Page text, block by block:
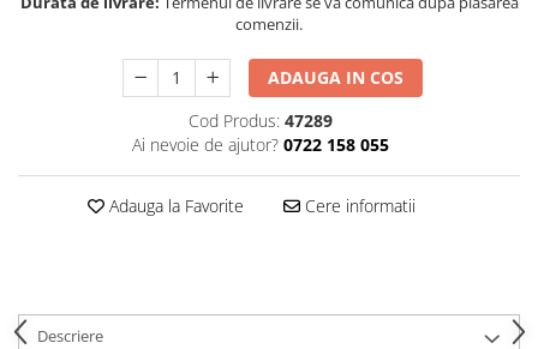
comenzii.
ADAUGA IN COS
Cod Produs: 47289
Ai nevoie de ajutor? 0722 158 055
Adauga la Favorite Cere informatii
Descriere